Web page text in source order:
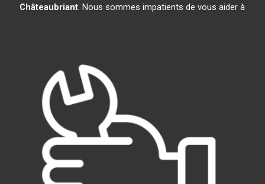
Châteaubriant. Nous sommes impatients de vous aider à